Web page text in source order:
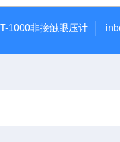
1000非接触眼压计